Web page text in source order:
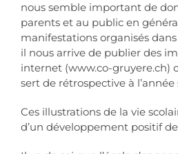
nous semble important de
parents et au public en
manifestations organisés
il nous arrive de publier des
internet (www.co-gruyere.ch)
sert de rétrospective à
Ces illustrations de la vie
d’un développement positif